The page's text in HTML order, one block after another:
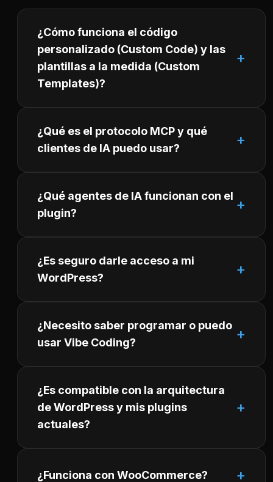
¿Cómo funciona el código
personalizado (Custom Code) y las
plantillas a la medida (Custom
Templates)?
¿Qué es el protocolo MCP y qué
clientes de IA puedo usar?
¿Qué agentes de IA funcionan con el
plugin?
¿Es seguro darle acceso a mi
WordPress?
¿Necesito saber programar o puedo
usar Vibe Coding?
¿Es compatible con la arquitectura
de WordPress y mis plugins
actuales?
¿Funciona con WooCommerce?